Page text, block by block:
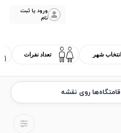
ورود یا ثبت
نام
روی نقشه